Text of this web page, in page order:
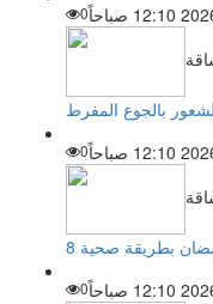
0
بالجوع المفرط
0
بطريقة صحية
0